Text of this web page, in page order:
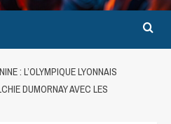
: L’OLYMPIQUE LYONNAIS
DUMORNAY AVEC LES